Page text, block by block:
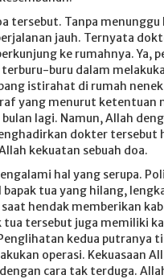
tersebut. Tanpa menunggu
jauh. Ternyata
ke rumahnya. Ya,
buru dalam
istirahat di rumah
yang menurut ketentuan
lagi. Namun, Allah
dokter tersebut
kekuatan sebuah doa.
hal yang serupa.
tua yang hilang,
hendak memberikan
tua tersebut juga memiliki
kedua putranya
operasi. Kekuasaan
cara tak terduga.